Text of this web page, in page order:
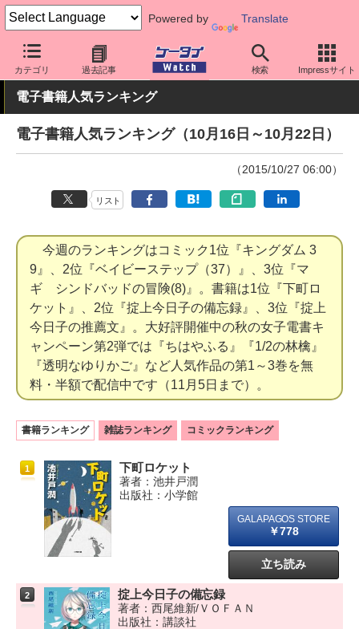
Powered by Translate
カテゴリ 過去記事 検索 Impressサイト
ケータイ Watch 業界動向 調査
電子書籍人気ランキング
電子書籍人気ランキング（10月16日～10月22日）
（2015/10/27 06:00）
リスト
今週のランキングはコミック1位『キングダム 3
9』、2位『ベイビーステップ（37）』、3位『マ
ギ シンドバッドの冒険(8)』。書籍は1位『下町ロ
ケット』、2位『掟上今日子の備忘録』、3位『掟上
今日子の推薦文』。大好評開催中の秋の女子電書キ
ャンペーン第2弾では『ちはやふる』『1/2の林檎』
『透明なゆりかご』など人気作品の第1～3巻を無
料・半額で配信中です（11月5日まで）。
書籍ランキング 雑誌ランキング コミックランキング
1 下町ロケット
著者：池井戸潤
出版社：小学館
￥778
立ち読み
2 掟上今日子の備忘録
著者：西尾維新/ＶＯＦＡＮ
出版社：講談社